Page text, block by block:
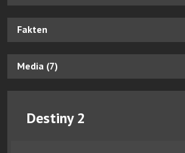
Fakten
Media (7)
Destiny 2